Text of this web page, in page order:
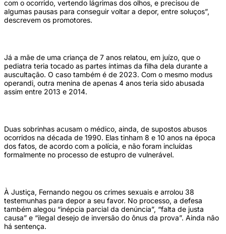
com o ocorrido, vertendo lágrimas dos olhos, e precisou de
algumas pausas para conseguir voltar a depor, entre soluços”,
descrevem os promotores.
Já a mãe de uma criança de 7 anos relatou, em juízo, que o
pediatra teria tocado as partes íntimas da filha dela durante a
auscultação. O caso também é de 2023. Com o mesmo modus
operandi, outra menina de apenas 4 anos teria sido abusada
assim entre 2013 e 2014.
Duas sobrinhas acusam o médico, ainda, de supostos abusos
ocorridos na década de 1990. Elas tinham 8 e 10 anos na época
dos fatos, de acordo com a polícia, e não foram incluídas
formalmente no processo de estupro de vulnerável.
À Justiça, Fernando negou os crimes sexuais e arrolou 38
testemunhas para depor a seu favor. No processo, a defesa
também alegou “inépcia parcial da denúncia”, “falta de justa
causa” e “ilegal desejo de inversão do ônus da prova”. Ainda não
há sentença.